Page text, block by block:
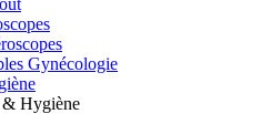
Gynécologie
& Hygiène